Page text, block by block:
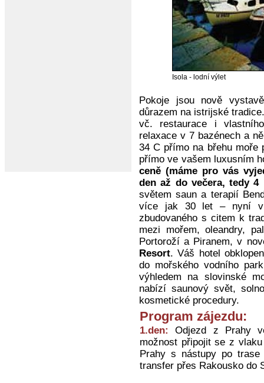
Isola - lodní výlet
Pokoje jsou nově
důrazem na istrijské
vč. restaurace i
relaxace v 7 bazénech a
34 C přímo na břehu moře
přímo ve vašem luxusním
ceně (máme pro vás
den až do večera, tedy 4
světem saun a terapií
více jak 30 let – nyní v
zbudovaného s citem k
mezi mořem, oleandry,
Portoroží a Piranem, v
Resort. Váš hotel
do mořského vodního
výhledem na slovinské
nabízí saunový svět,
kosmetické procedury.
Program zájezdu:
1.den:
Odjezd z Prahy
možnost připojit se z
Prahy s nástupy po
transfer přes Rakousko do